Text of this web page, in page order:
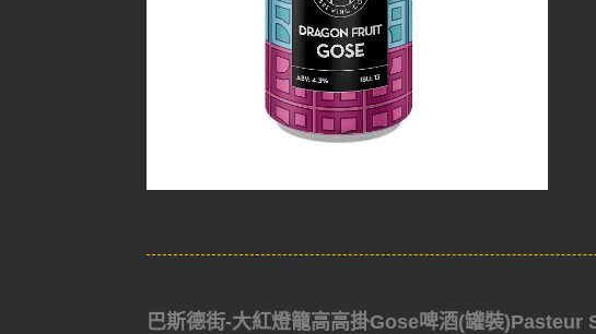
巴斯德街-大紅燈籠高高掛Gose啤酒(罐裝